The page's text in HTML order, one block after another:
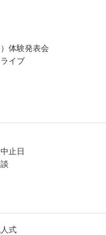
体験発表会
イブ
止日
式